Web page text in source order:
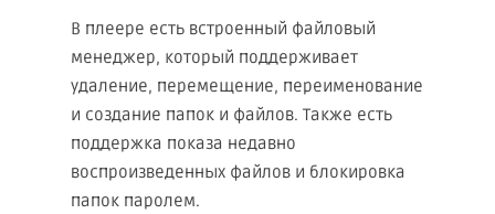
В плеере есть встроенный файловый
менеджер, который поддерживает
удаление, перемещение, переименование
и создание папок и файлов. Также есть
поддержка показа недавно
воспроизведенных файлов и блокировка
папок паролем.